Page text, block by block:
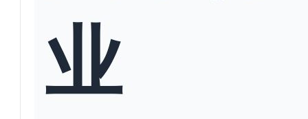
业